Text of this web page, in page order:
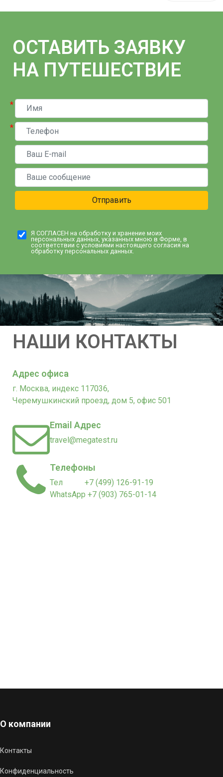
ОСТАВИТЬ ЗАЯВКУ
НА ПУТЕШЕСТВИЕ
*
*
Отправить
Я СОГЛАСЕН на обработку и хранение моих
персональных данных, указанных мною в Форме, в
соответствии с условиями настоящего согласия на
обработку персональных данных.
НАШИ КОНТАКТЫ
Адрес офиса
г. Москва, индекс 117036,
Черемушкинский проезд, дом 5, офис 501
Email Адрес
travel@megatest.ru
Телефоны
Тел +7 (499) 126-91-19
WhatsApp +7 (903) 765-01-14
О компании
Контакты
Конфиденциальность